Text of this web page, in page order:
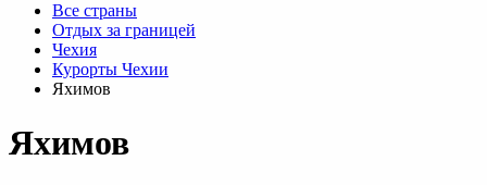
Все страны
Отдых за границей
Чехия
Курорты Чехии
Яхимов
Яхимов